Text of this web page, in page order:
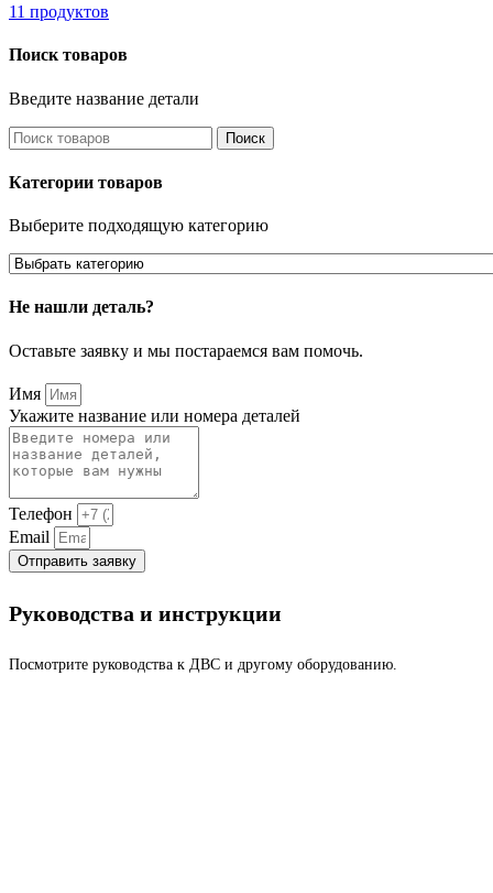
11 продуктов
Поиск товаров
Введите название детали
Поиск
Категории товаров
Выберите подходящую категорию
Не нашли деталь?
Оставьте заявку и мы постараемся вам помочь.
Имя
Укажите название или номера деталей
Телефон
Email
Отправить заявку
Руководства и инструкции
Посмотрите руководства к ДВС и другому оборудованию.